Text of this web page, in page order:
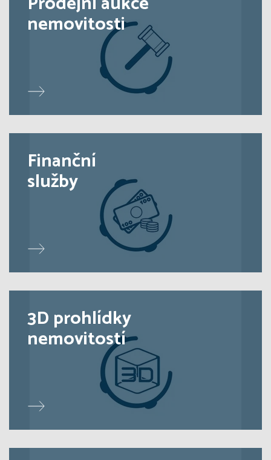
nemovitosti
Finanční
služby
3D prohlídky
nemovitostí